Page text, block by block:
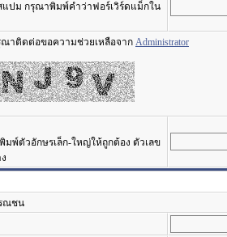
แปม กรุณาพิมพ์คำว่าฟอร์เวิร์ดแม็กใน
าติดต่อขอความช่วยเหลือจาก Administrator
พ์ตัวอักษรเล็ก-ใหญ่ให้ถูกต้อง ตัวเลข
ณชน